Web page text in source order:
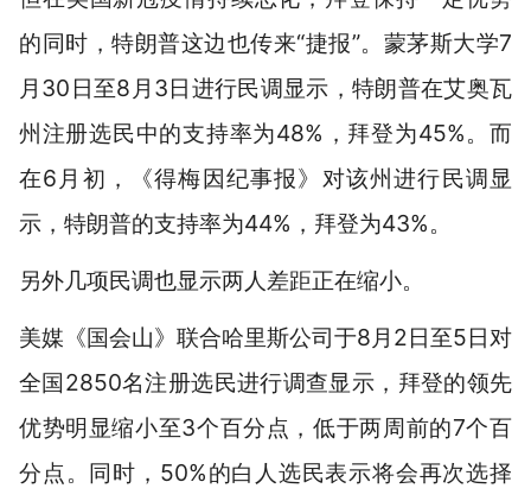
的同时，特朗普这边也传来“捷报”。蒙茅斯大学7
月30日至8月3日进行民调显示，特朗普在艾奥瓦
州注册选民中的支持率为48%，拜登为45%。而
在6月初，《得梅因纪事报》对该州进行民调显
示，特朗普的支持率为44%，拜登为43%。
另外几项民调也显示两人差距正在缩小。
美媒《国会山》联合哈里斯公司于8月2日至5日对
全国2850名注册选民进行调查显示，拜登的领先
优势明显缩小至3个百分点，低于两周前的7个百
分点。同时，50%的白人选民表示将会再次选择